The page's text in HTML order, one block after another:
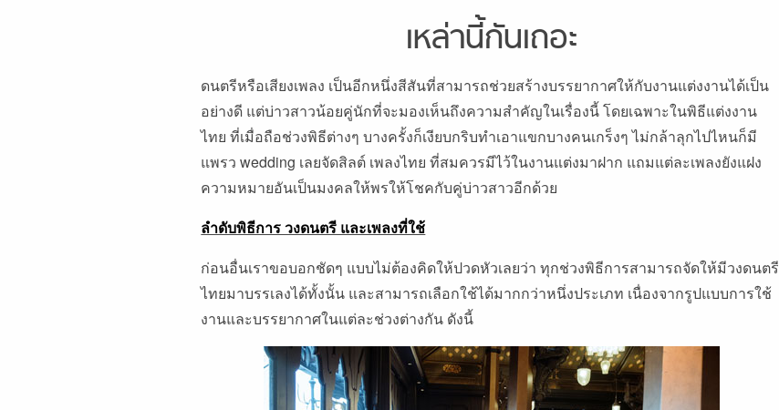
เหล่านีี้กันเถอะ
ดนตรีหรือเสียงเพลง เป็นอีกหนึ่งสีสันที่สามารถช่วยสร้างบรรยากาศให้กับงานแต่งงานได้เป็น
อย่างดี แต่บ่าวสาวน้อยคู่นักที่จะมองเห็นถึงความสำคัญในเรื่องนี้ โดยเฉพาะในพิธีแต่งงาน
ไทย ที่เมื่อถือช่วงพิธีต่างๆ บางครั้งก็เงียบกริบทำเอาแขกบางคนเกร็งๆ ไม่กล้าลุกไปไหนก็มี
แพรว wedding เลยจัดสิลต์ เพลงไทย ที่สมควรมีไว้ในงานแต่งมาฝาก แถมแต่ละเพลงยังแฝง
ความหมายอันเป็นมงคลให้พรให้โชคกับคู่บ่าวสาวอีกด้วย
ลําดับพิธีการ วงดนตรี และเพลงที่ใช้
ก่อนอื่นเราขอบอกชัดๆ แบบไม่ต้องคิดให้ปวดหัวเลยว่า ทุกช่วงพิธีการสามารถจัดให้มีวงดนตรี
ไทยมาบรรเลงได้ทั้งนั้น และสามารถเลือกใช้ได้มากกว่าหนึ่งประเภท เนื่องจากรูปแบบการใช้
งานและบรรยากาศในแต่ละช่วงต่างกัน ดังนี้